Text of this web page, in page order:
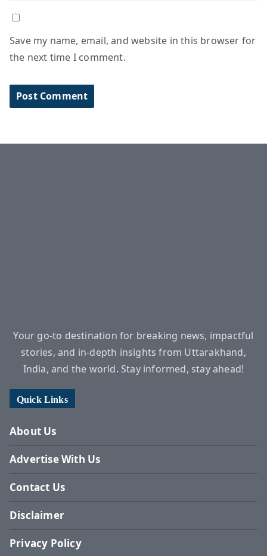
Save my name, email, and website in this browser for
the next time I comment.
Your go-to destination for breaking news, impactful
stories, and in-depth insights from Uttarakhand,
India, and the world. Stay informed, stay ahead!
Quick Links
About Us
Advertise With Us
Contact Us
Disclaimer
Privacy Policy